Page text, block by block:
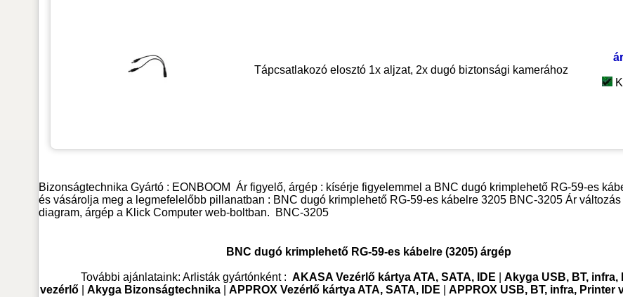
Tápcsatlakozó elosztó 1x aljzat, 2x dugó biztonsági kamerához
Bizonságtechnika Gyártó : EONBOOM Ár figyelő, árgép : kísérje figyelemmel a BNC dugó krimplehető RG-59-es
és vásárolja meg a legmefelelőbb pillanatban : BNC dugó krimplehető RG-59-es kábelre 3205 BNC-3205 Ár
diagram, árgép a Klick Computer web-boltban.
BNC-3205
BNC dugó krimplehető RG-59-es kábelre (3205) árgép
További ajánlataink: Arlisták gyártónként : AKASA Vezérlő kártya ATA, SATA, IDE
Akyga USB, BT, infra,
vezérlő| Akyga Bizonságtechnika| APPROX Vezérlő kártya ATA, SATA, IDE APPROX USB, BT, infra, Printer